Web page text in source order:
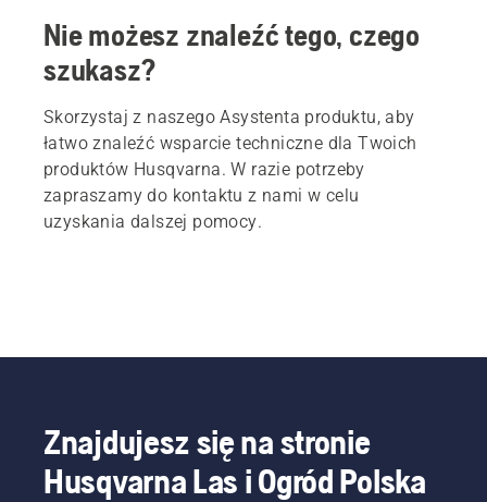
Nie możesz znaleźć tego, czego
szukasz?
Skorzystaj z naszego Asystenta produktu, aby
łatwo znaleźć wsparcie techniczne dla Twoich
produktów Husqvarna. W razie potrzeby
zapraszamy do kontaktu z nami w celu
uzyskania dalszej pomocy.
Znajdujesz się na stronie
Husqvarna Las i Ogród Polska